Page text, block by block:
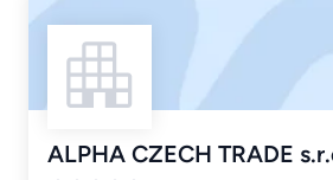
ALPHA CZECH TRADE